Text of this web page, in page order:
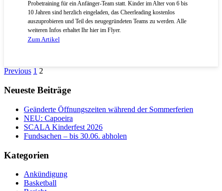
Probetraining für ein Anfänger-Team statt. Kinder im Alter von 6 bis
10 Jahren sind herzlich eingeladen, das Cheerleading kostenlos
auszuprobieren und Teil des neugegründeten Teams zu werden. Alle
weiteren Infos erhaltet Ihr hier im Flyer.
Zum Artikel
Previous 1 2
Neueste Beiträge
Geänderte Öffnungszeiten während der Sommerferien
NEU: Capoeira
SCALA Kinderfest 2026
Fundsachen – bis 30.06. abholen
Kategorien
Ankündigung
Basketball